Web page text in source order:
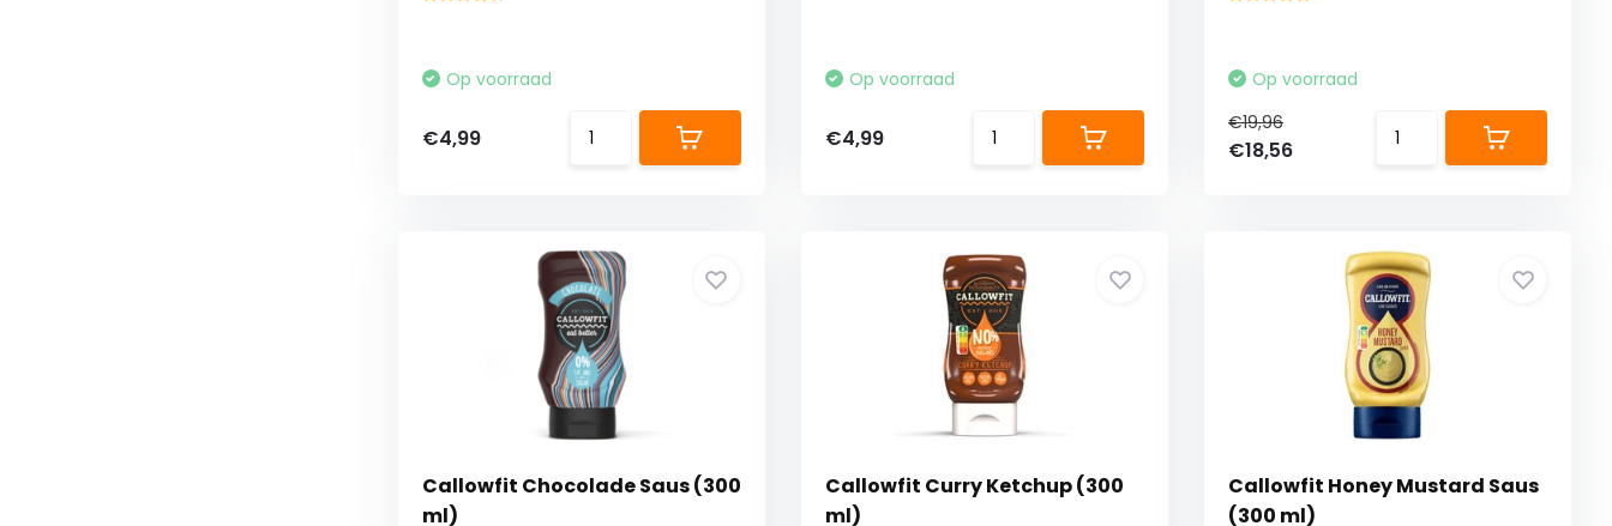
Op voorraad
€4,99
Op voorraad
€4,99
Op voorraad
€19,96
€18,56
Callowfit Chocolade Saus (300
ml)
Callowfit Curry Ketchup (300
ml)
Callowfit Honey Mustard Saus
(300 ml)